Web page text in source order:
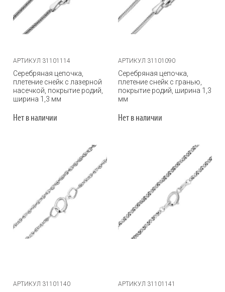
АРТИКУЛ 31101114
Серебряная цепочка,
плетение снейк с лазерной
насечкой, покрытие родий,
ширина 1,3 мм
Нет в наличии
АРТИКУЛ 31101090
Серебряная цепочка,
плетение снейк с гранью,
покрытие родий, ширина 1,3
мм
Нет в наличии
АРТИКУЛ 31101140 АРТИКУЛ 31101141